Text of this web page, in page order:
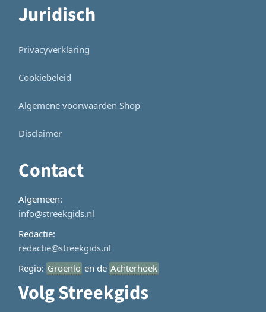
Juridisch
Privacyverklaring
Cookiebeleid
Algemene voorwaarden Shop
Disclaimer
Contact
Algemeen:
info@streekgids.nl
Redactie:
redactie@streekgids.nl
Regio: Groenlo en de Achterhoek
Volg Streekgids